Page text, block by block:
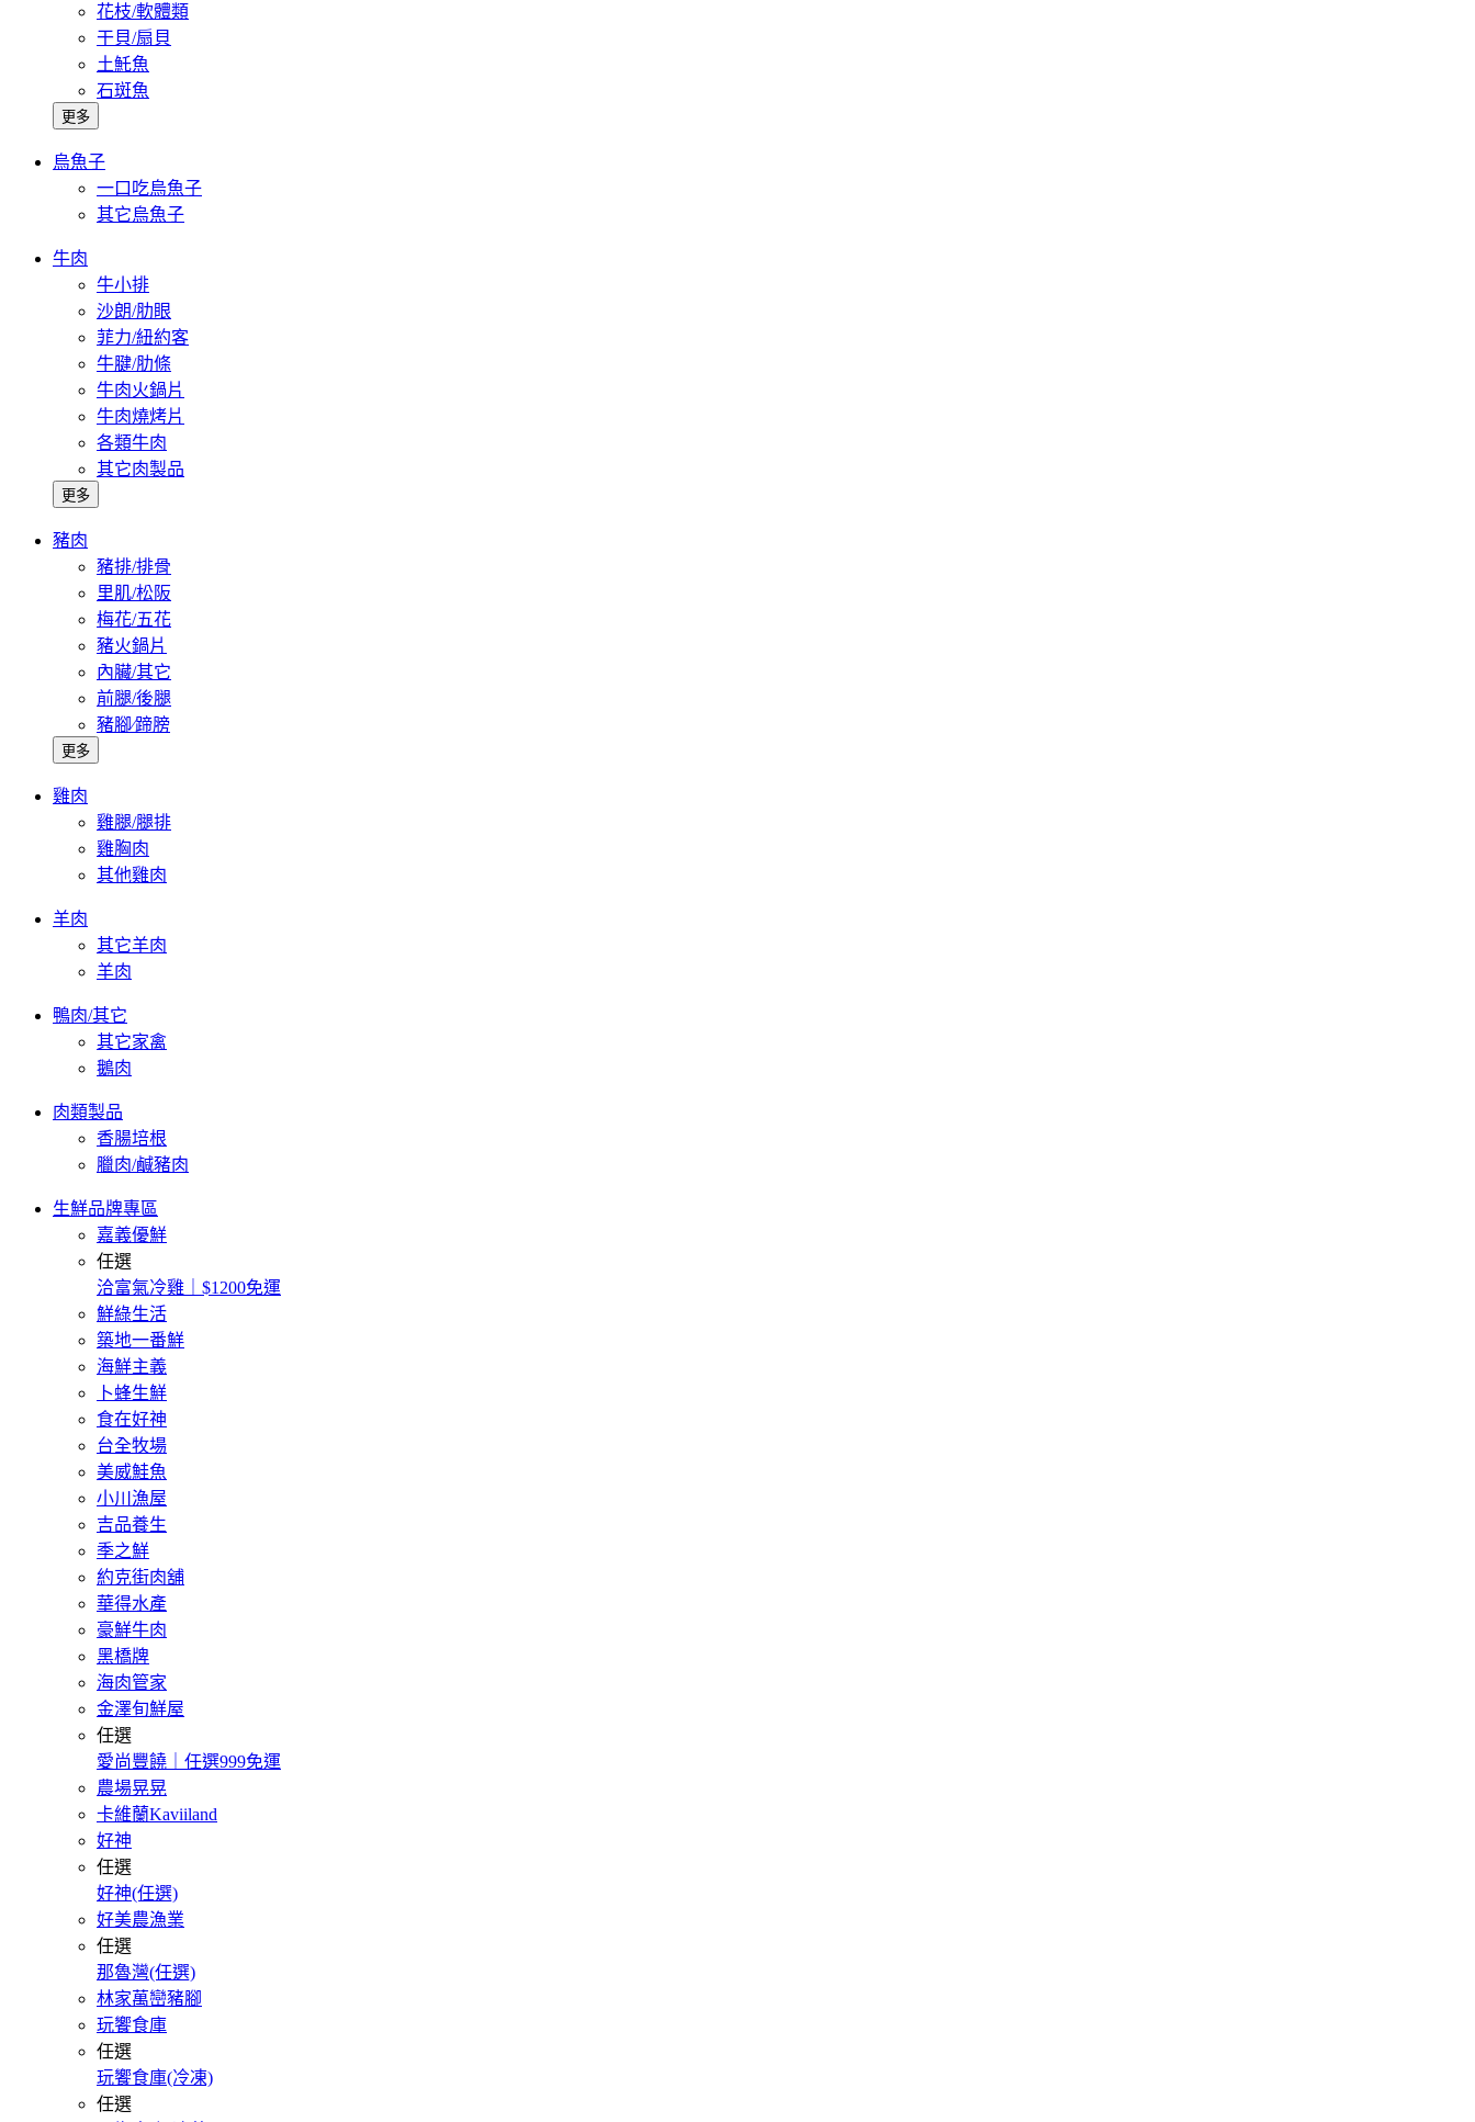
花枝/軟體類
干貝/扇貝
土魠魚
石斑魚
更多
烏魚子
一口吃烏魚子
其它烏魚子
牛肉
牛小排
沙朗/肋眼
菲力/紐約客
牛腱/肋條
牛肉火鍋片
牛肉燒烤片
各類牛肉
其它肉製品
更多
豬肉
豬排/排骨
里肌/松阪
梅花/五花
豬火鍋片
內臟/其它
前腿/後腿
豬腳∕蹄膀
更多
雞肉
雞腿/腿排
雞胸肉
其他雞肉
羊肉
其它羊肉
羊肉
鴨肉/其它
其它家禽
鵝肉
肉類製品
香腸培根
臘肉/鹹豬肉
生鮮品牌專區
嘉義優鮮
任選
洽富氣冷雞｜$1200免運
鮮綠生活
築地一番鮮
海鮮主義
卜蜂生鮮
食在好神
台全牧場
美威鮭魚
小川漁屋
吉品養生
季之鮮
約克街肉舖
華得水產
豪鮮牛肉
黑橋牌
海肉管家
金澤旬鮮屋
任選
愛尚豐饒｜任選999免運
農場晃晃
卡維蘭Kaviiland
好神
任選
好神(任選)
好美農漁業
任選
那魯灣(任選)
林家萬巒豬腳
玩饗食庫
任選
玩饗食庫(冷凍)
任選